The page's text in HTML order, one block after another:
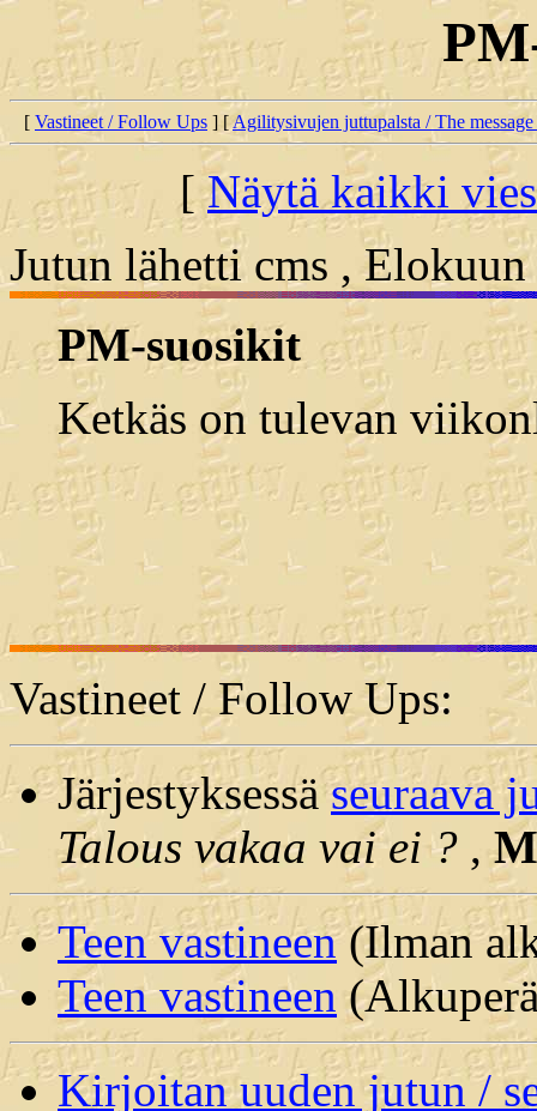
[ Vastineet / Follow Ups ] [Agilitysivujen juttupalsta / The
[Näytä kaikki
Jutun lähetti cms ,
PM-suosikit
Ketkäs on tulevan
Vastineet / Follow Ups:
Järjestyksessäseuraava
Talous vakaa vai ei ? ,
Teen vastineen(Ilman
Teen vastineen
Kirjoitan uuden jutun /